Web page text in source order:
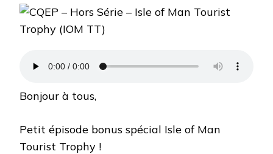
HORS
MAN
Bonjour à tous,
Petit épisode bonus spécial Isle of Man
Tourist Trophy !